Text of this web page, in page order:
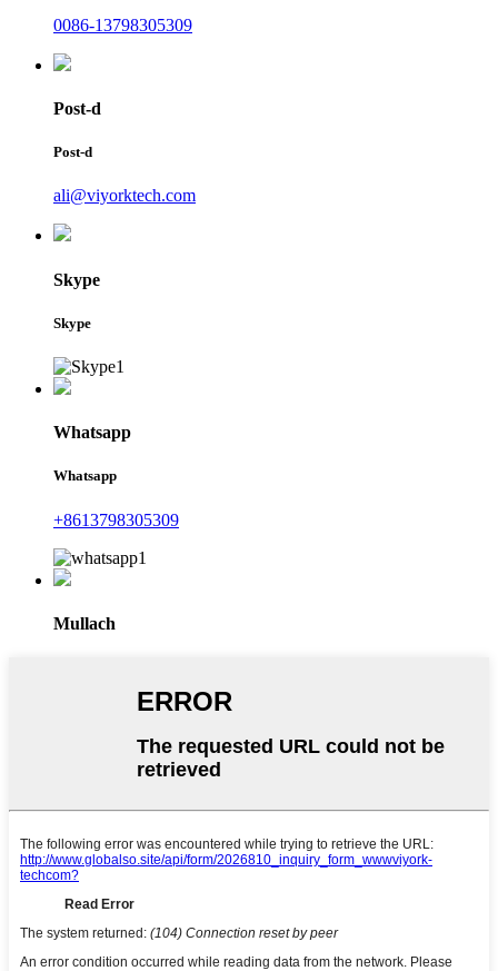
0086-13798305309
Post-d
Post-d
ali@viyorktech.com
Skype
Skype
Whatsapp
Whatsapp
+8613798305309
Mullach